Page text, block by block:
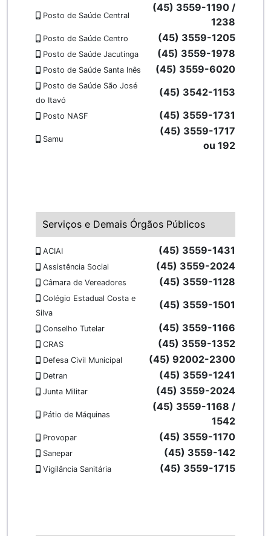
Posto de Saúde Central
(45) 3559-1190 /
1238
Posto de Saúde Centro (45) 3559-1205
Posto de Saúde Jacutinga (45) 3559-1978
Posto de Saúde Santa Inês (45) 3559-6020
Posto de Saúde São José
do Itavó
(45) 3542-1153
Posto NASF (45) 3559-1731
Samu
(45) 3559-1717
ou 192
Serviços e Demais Órgãos Públicos
ACIAI (45) 3559-1431
Assistência Social (45) 3559-2024
Câmara de Vereadores (45) 3559-1128
Colégio Estadual Costa e
Silva
(45) 3559-1501
Conselho Tutelar (45) 3559-1166
CRAS (45) 3559-1352
Defesa Civil Municipal (45) 92002-2300
Detran (45) 3559-1241
Junta Militar (45) 3559-2024
Pátio de Máquinas
(45) 3559-1168 /
1542
Provopar (45) 3559-1170
Sanepar (45) 3559-142
Vigilância Sanitária (45) 3559-1715